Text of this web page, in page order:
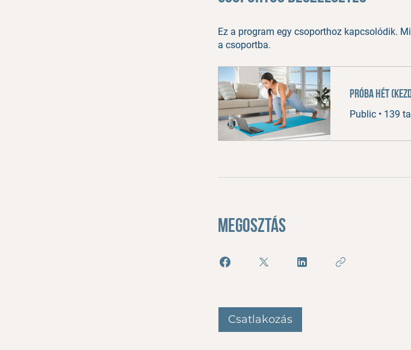
Ez a program egy csoporthoz kapcsolódik.
a csoportba.
Próba hét
Public • 139
Megosztás
Csatlakozás